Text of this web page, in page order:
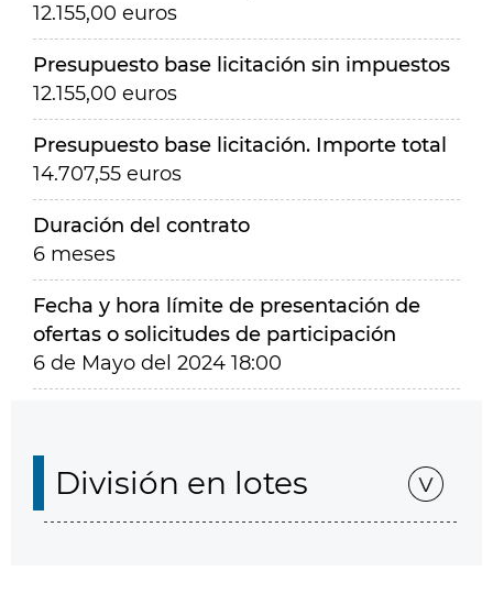
12.155,00 euros
Presupuesto base licitación sin impuestos
12.155,00 euros
Presupuesto base licitación. Importe total
14.707,55 euros
Duración del contrato
6 meses
Fecha y hora límite de presentación de
ofertas o solicitudes de participación
6 de Mayo del 2024 18:00
División en lotes